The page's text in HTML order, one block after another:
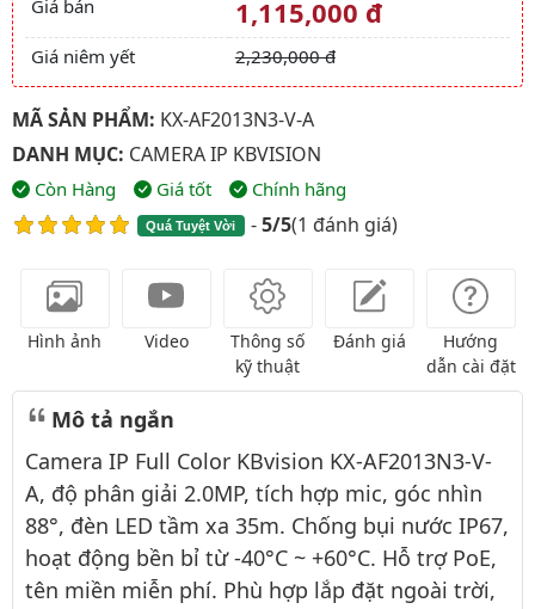
Giá và khuyến mãi
Giá bán 1,115,000 đ
Giá niêm yết 2,230,000 đ
MÃ SẢN PHẨM: KX-AF2013N3-V-A
DANH MỤC: CAMERA IP KBVISION
Còn Hàng Giá tốt Chính hãng
Quá Tuyệt Vời -5/5(1 đánh giá)
Hình ảnh Video
Thông số
kỹ thuật
Đánh giá
Hướng
dẫn cài đặt
Mô tả ngắn
Camera IP Full Color KBvision KX-AF2013N3-V-
A, độ phân giải 2.0MP, tích hợp mic, góc nhìn
88°, đèn LED tầm xa 35m. Chống bụi nước IP67,
hoạt động bền bỉ từ -40°C ~ +60°C. Hỗ trợ PoE,
tên miền miễn phí. Phù hợp lắp đặt ngoài trời,